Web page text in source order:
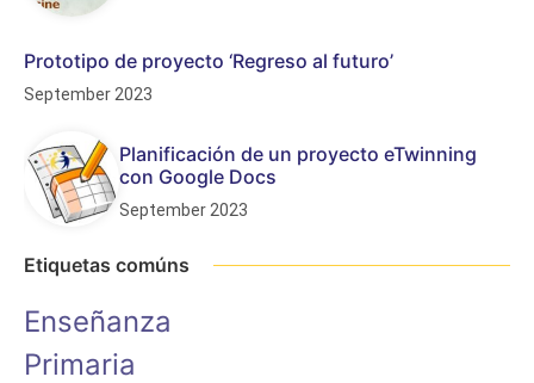
Prototipo de proyecto ‘Regreso al futuro’
September 2023
Planificación de un proyecto eTwinning
con Google Docs
September 2023
Etiquetas comúns
Enseñanza
Primaria